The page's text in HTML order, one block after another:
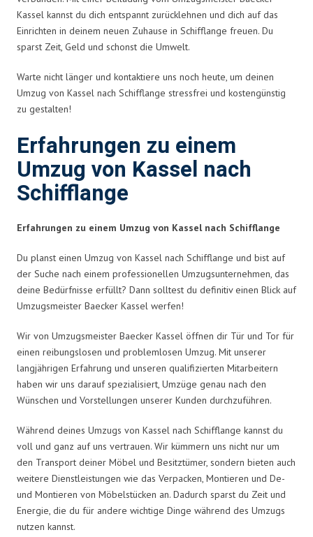
Kassel kannst du dich entspannt zurücklehnen und dich auf das
Einrichten in deinem neuen Zuhause in Schifflange freuen. Du
sparst Zeit, Geld und schonst die Umwelt.
Warte nicht länger und kontaktiere uns noch heute, um deinen
Umzug von Kassel nach Schifflange stressfrei und kostengünstig
zu gestalten!
Erfahrungen zu einem
Umzug von Kassel nach
Schifflange
Erfahrungen zu einem Umzug von Kassel nach Schifflange
Du planst einen Umzug von Kassel nach Schifflange und bist auf
der Suche nach einem professionellen Umzugsunternehmen, das
deine Bedürfnisse erfüllt? Dann solltest du definitiv einen Blick auf
Umzugsmeister Baecker Kassel werfen!
Wir von Umzugsmeister Baecker Kassel öffnen dir Tür und Tor für
einen reibungslosen und problemlosen Umzug. Mit unserer
langjährigen Erfahrung und unseren qualifizierten Mitarbeitern
haben wir uns darauf spezialisiert, Umzüge genau nach den
Wünschen und Vorstellungen unserer Kunden durchzuführen.
Während deines Umzugs von Kassel nach Schifflange kannst du
voll und ganz auf uns vertrauen. Wir kümmern uns nicht nur um
den Transport deiner Möbel und Besitztümer, sondern bieten auch
weitere Dienstleistungen wie das Verpacken, Montieren und De-
und Montieren von Möbelstücken an. Dadurch sparst du Zeit und
Energie, die du für andere wichtige Dinge während des Umzugs
nutzen kannst.